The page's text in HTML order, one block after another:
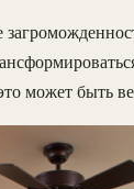
может быть